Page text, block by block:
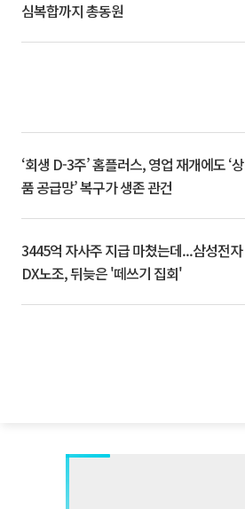
심복합까지 총동원
‘회생 D-3주’ 홈플러스, 영업 재개에도 ‘상
품 공급망’ 복구가 생존 관건
3445억 자사주 지급 마쳤는데...삼성전자
DX노조, 뒤늦은 '떼쓰기 집회'